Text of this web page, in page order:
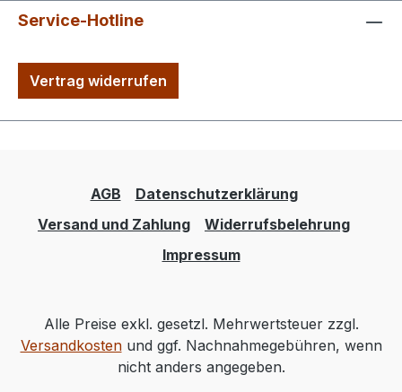
Service-Hotline
Vertrag widerrufen
AGB
Datenschutzerklärung
Versand und Zahlung
Widerrufsbelehrung
Impressum
Alle Preise exkl. gesetzl. Mehrwertsteuer zzgl.
Versandkostenund ggf. Nachnahmegebühren, wenn
nicht anders angegeben.